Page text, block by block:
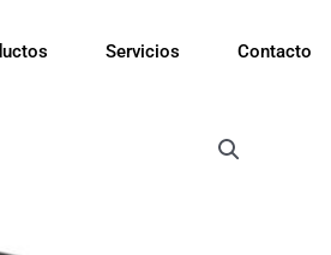
Servicios Contacto